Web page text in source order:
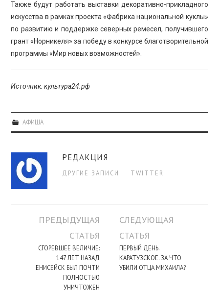
Также будут работать выставки декоративно-прикладного
искусства в рамках проекта «Фабрика национальной куклы»
по развитию и поддержке северных ремесел, получившего
грант «Норникеля» за победу в конкурсе благотворительной
программы «Мир новых возможностей».
Источник: культура24.рф
АФИША
РЕДАКЦИЯ
ДРУГИЕ ЗАПИСИ TWITTER
Навигация
записи
ПРЕДЫДУЩАЯ
СТАТЬЯ
СГОРЕВШЕЕ ВЕЛИЧИЕ:
147 ЛЕТ НАЗАД
ЕНИСЕЙСК БЫЛ ПОЧТИ
ПОЛНОСТЬЮ
УНИЧТОЖЕН
СЛЕДУЮЩАЯ
СТАТЬЯ
ПЕРВЫЙ ДЕНЬ.
КАРАТУЗСКОЕ. ЗА ЧТО
УБИЛИ ОТЦА МИХАИЛА?